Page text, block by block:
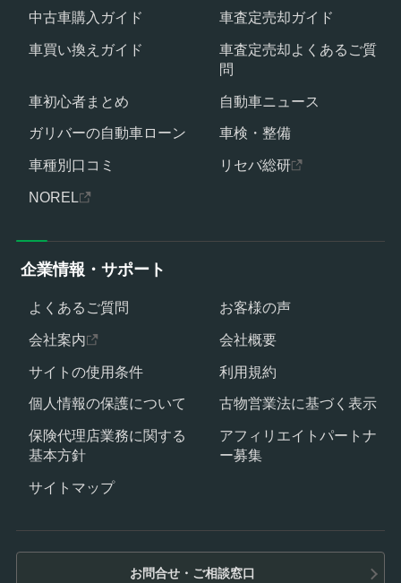
中古車購入ガイド
車査定売却ガイド
車買い換えガイド
車査定売却よくあるご質
問
車初心者まとめ
自動車ニュース
ガリバーの自動車ローン
車検・整備
車種別口コミ
リセバ総研
NOREL
お問合せ・ご相談窓口
企業情報・サポート
よくあるご質問
お客様の声
会社案内
会社概要
サイトの使用条件
利用規約
個人情報の保護について
古物営業法に基づく表示
保険代理店業務に関する
基本方針
アフィリエイトパートナ
ー募集
サイトマップ